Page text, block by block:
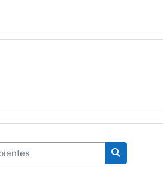
Buscar